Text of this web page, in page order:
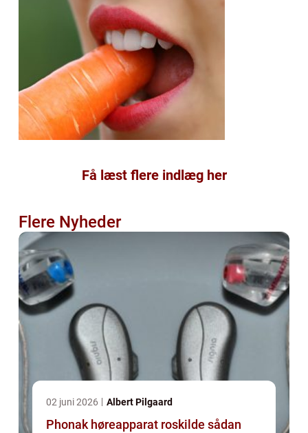
Få læst flere indlæg her
Flere Nyheder
02 juni 2026 Albert Pilgaard
Phonak høreapparat roskilde sådan